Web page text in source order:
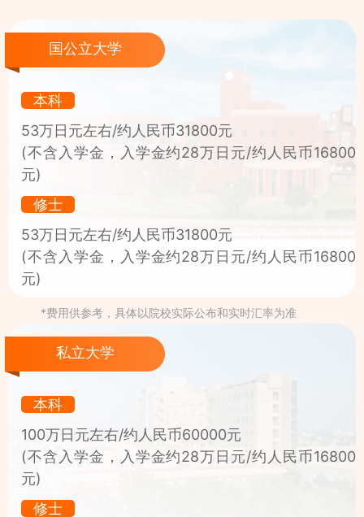
国公立大学
本科
53万日元左右/约人民币31800元
(不含入学金，入学金约28万日元/约人民币16800
元)
修士
53万日元左右/约人民币31800元
(不含入学金，入学金约28万日元/约人民币16800
元)
*费用供参考，具体以院校实际公布和实时汇率为准
私立大学
本科
100万日元左右/约人民币60000元
(不含入学金，入学金约28万日元/约人民币16800
元)
修士